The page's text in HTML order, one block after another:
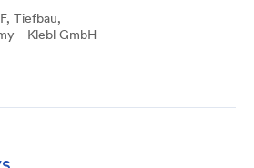
Tiefbau,
- Klebl GmbH